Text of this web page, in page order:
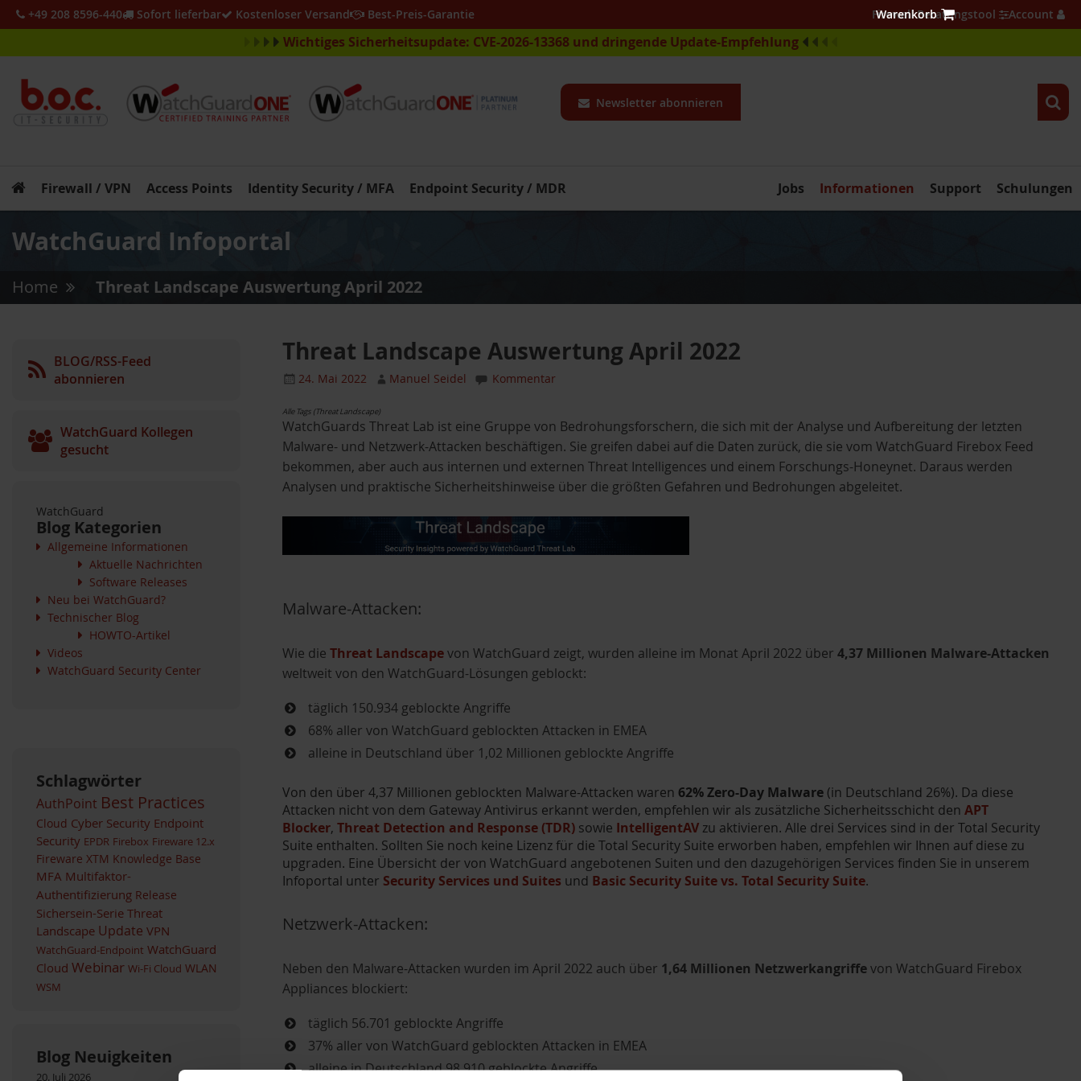
Wichtiges Sicherheitsupdate: CVE-2026-13368 und dringende Update-Empfehlung
Newsletter abonnieren
+49 208 8596-440 Sofort lieferbar Kostenloser Versand Best-Preis-Garantie Firewall Beratungstool Account
Firewall / VPN Access Points Identity Security / MFA Endpoint Security / MDR Schulungen
Support
Informationen
Jobs
WatchGuard Infoportal
Home Threat Landscape Auswertung April 2022
Threat Landscape Auswertung April 2022
24. Mai 2022 Manuel Seidel Kommentar
Alle Tags (Threat Landscape)
WatchGuards Threat Lab ist eine Gruppe von Bedrohungsforschern, die sich mit der Analyse und Aufbereitung der letzten
Malware- und Netzwerk-Attacken beschäftigen. Sie greifen dabei auf die Daten zurück, die sie vom WatchGuard Firebox Feed
bekommen, aber auch aus internen und externen Threat Intelligences und einem Forschungs-Honeynet. Daraus werden
Analysen und praktische Sicherheitshinweise über die größten Gefahren und Bedrohungen abgeleitet.
Malware-Attacken:
Wie die Threat Landscapevon WatchGuard zeigt, wurden alleine im Monat April 2022 über 4,37 Millionen Malware-Attacken
weltweit von den WatchGuard-Lösungen geblockt:
täglich 150.934 geblockte Angriffe
68% aller von WatchGuard geblockten Attacken in EMEA
alleine in Deutschland über 1,02 Millionen geblockte Angriffe
Von den über 4,37 Millionen geblockten Malware-Attacken waren 62% Zero-Day Malware (in Deutschland 26%). Da diese
Attacken nicht von dem Gateway Antivirus erkannt werden, empfehlen wir als zusätzliche Sicherheitsschicht den APT
Blocker, Threat Detection and Response (TDR) sowie IntelligentAV zu aktivieren. Alle drei Services sind in der Total Security
Suite enthalten. Sollten Sie noch keine Lizenz für die Total Security Suite erworben haben, empfehlen wir Ihnen auf diese zu
upgraden. Eine Übersicht der von WatchGuard angebotenen Suiten und den dazugehörigen Services finden Sie in unserem
Infoportal unter Security Services und Suites und Basic Security Suite vs. Total Security Suite.
Netzwerk-Attacken:
Neben den Malware-Attacken wurden im April 2022 auch über 1,64 Millionen Netzwerkangriffevon WatchGuard Firebox
Appliances blockiert:
täglich 56.701 geblockte Angriffe
37% aller von WatchGuard geblockten Attacken in EMEA
alleine in Deutschland 98.910 geblockte Angriffe
BLOG/RSS-Feed
abonnieren
WatchGuard Kollegen
gesucht
WatchGuard
Blog Kategorien
Allgemeine Informationen
Aktuelle Nachrichten
Software Releases
Neu bei WatchGuard?
Technischer Blog
HOWTO-Artikel
Videos
WatchGuard Security Center
Schlagwörter
AuthPoint Best Practices
Cloud Cyber Security Endpoint
Security EPDR Firebox Fireware 12.x
Fireware XTM Knowledge Base
MFA Multifaktor-
Authentifizierung Release
Sichersein-Serie Threat
Landscape Update VPN
WatchGuard-Endpoint WatchGuard
Cloud Webinar Wi-Fi Cloud WLAN
WSM
Blog Neuigkeiten
20. Juli 2026